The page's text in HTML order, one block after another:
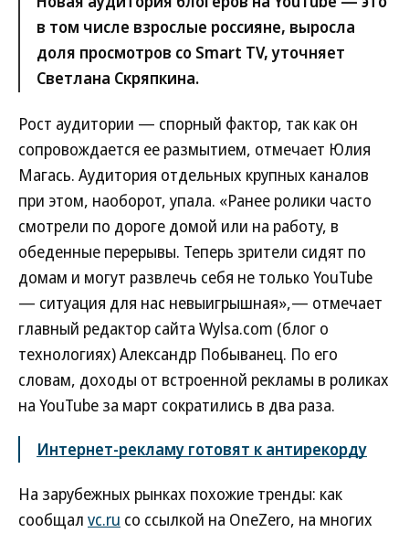
в том числе взрослые россияне, выросла
доля просмотров со Smart TV, уточняет
Светлана Скряпкина.
Рост аудитории — спорный фактор, так как он
сопровождается ее размытием, отмечает Юлия
Магась. Аудитория отдельных крупных каналов
при этом, наоборот, упала. «Ранее ролики часто
смотрели по дороге домой или на работу, в
обеденные перерывы. Теперь зрители сидят по
домам и могут развлечь себя не только YouTube
— ситуация для нас невыигрышная»,— отмечает
главный редактор сайта Wylsa.com (блог о
технологиях) Александр Побыванец. По его
словам, доходы от встроенной рекламы в роликах
на YouTube за март сократились в два раза.
Интернет-рекламу готовят к антирекорду
На зарубежных рынках похожие тренды: как
сообщал vc.ru со ссылкой на OneZero, на многих